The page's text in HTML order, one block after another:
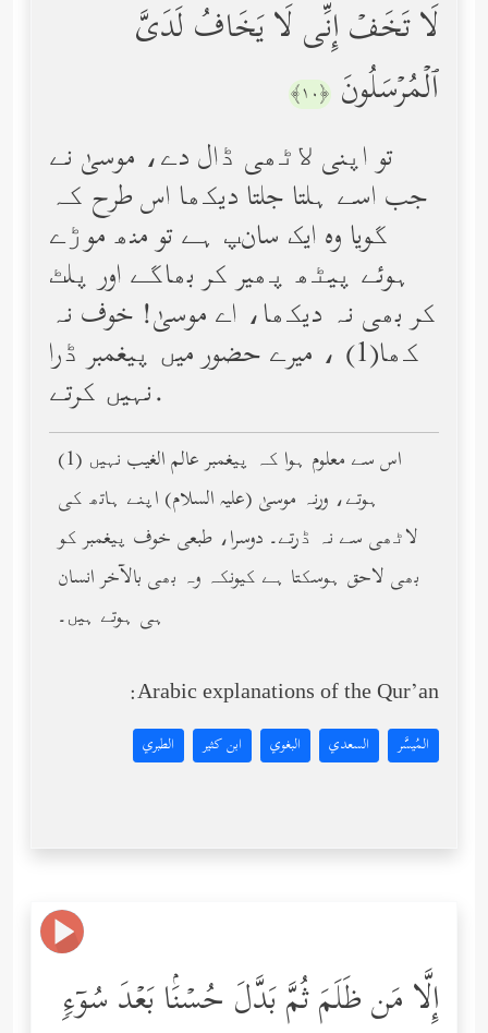
لَا تَخَفۡ إِنِّی لَا یَخَافُ لَدَیَّ
ٱلۡمُرۡسَلُونَ ﴿١٠﴾
تو اپنی ﻻٹھی ڈال دے، موسیٰ نے
جب اسے ہلتا جلتا دیکھا اس طرح کہ
گویا وه ایک سانﭗ ہے تو منھ موڑے
ہوئے پیٹھ پھیر کر بھاگے اور پلٹ
کر بھی نہ دیکھا، اے موسیٰ! خوف نہ
کھا(1) ، میرے حضور میں پیغمبر ڈرا
نہیں کرتے.
(1) اس سے معلوم ہوا کہ پیغمبر عالم الغیب نہیں
ہوتے، ورنہ موسیٰ (عليه السلام) اپنے ہاتھ کی
لاٹھی سے نہ ڈرتے۔ دوسرا، طبعی خوف پیغمبر کو
بھی لاحق ہوسکتا ہے کیونکہ وہ بھی بالآخر انسان
ہی ہوتے ہیں۔
Arabic explanations of the Qur’an:
المُيسَّر السعدي البغوي ابن كثير الطبري
إِلَّا مَن ظَلَمَ ثُمَّ بَدَّلَ حُسۡنَۢا بَعۡدَ سُوۤءࣲ